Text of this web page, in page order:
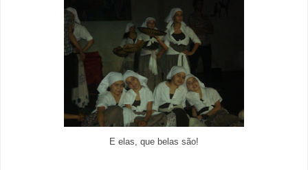
E elas, que belas são!